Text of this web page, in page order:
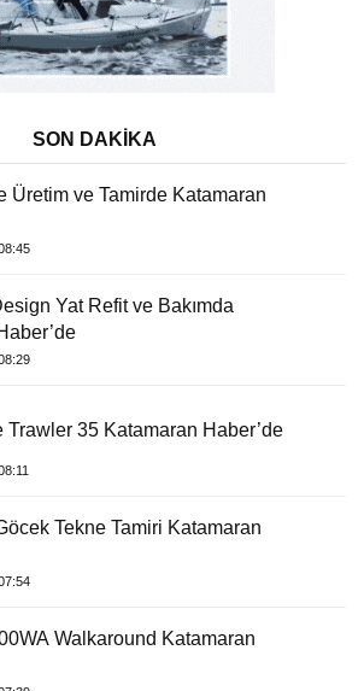
SON DAKİKA
Üretim ve Tamirde Katamaran
Yat Refit ve Bakımda
Trawler 35 Katamaran Haber’de
Tekne Tamiri Katamaran
Walkaround Katamaran